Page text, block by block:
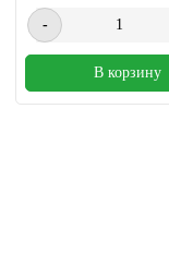
-
В корзину